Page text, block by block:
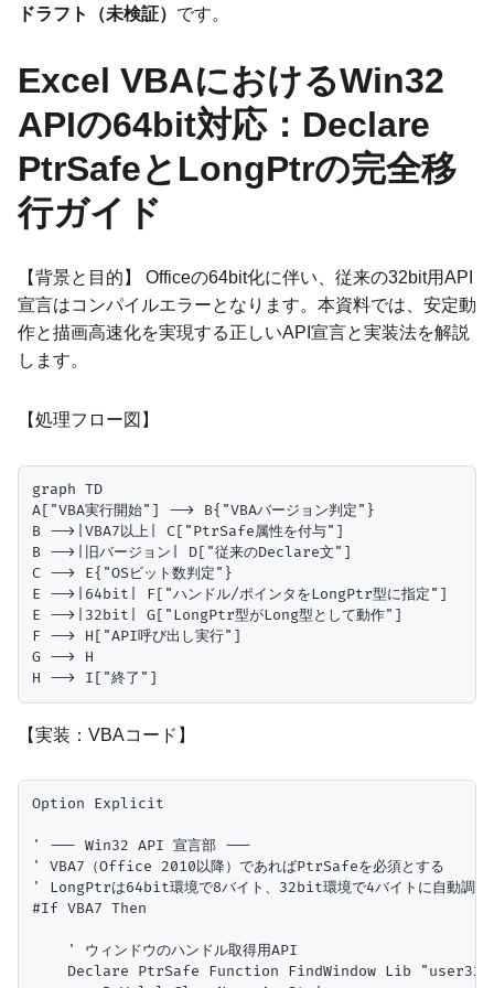
ドラフト（未検証） です。
Excel VBAにおけるWin32
APIの64bit対応：Declare
PtrSafeとLongPtrの完全移
行ガイド
【背景と目的】 Officeの64bit化に伴い、従来の32bit用API
宣言はコンパイルエラーとなります。本資料では、安定動
作と描画高速化を実現する正しいAPI宣言と実装法を解説
します。
【処理フロー図】
graph TD
A["VBA実行開始"] --> B{"VBAバージョン判定"}
B -->|VBA7以上| C["PtrSafe属性を付与"]
B -->|旧バージョン| D["従来のDeclare文"]
C --> E{"OSビット数判定"}
E -->|64bit| F["ハンドル/ポインタをLongPtr型に指定"]
E -->|32bit| G["LongPtr型がLong型として動作"]
F --> H["API呼び出し実行"]
G --> H
【実装：VBAコード】
Option Explicit
' --- Win32 API 宣言部 ---
' VBA7（Office 2010以降）であればPtrSafeを必須とする
' LongPtrは64bit環境で8バイト、32bit環境で4バイトに自動調整
#If VBA7 Then
    ' ウィンドウのハンドル取得用API
Declare PtrSafe Function FindWindow Lib